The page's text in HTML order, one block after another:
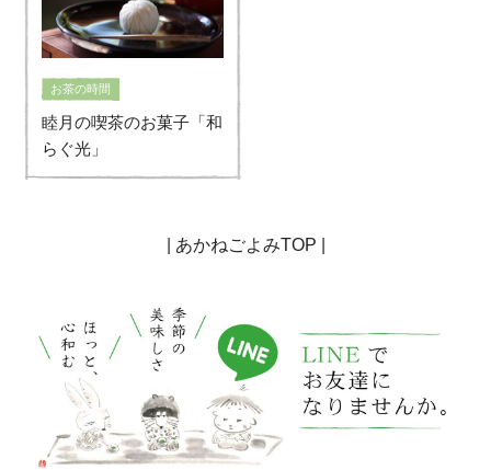
お茶の時間
睦月の喫茶のお菓子「和
らぐ光」
あかねごよみTOP